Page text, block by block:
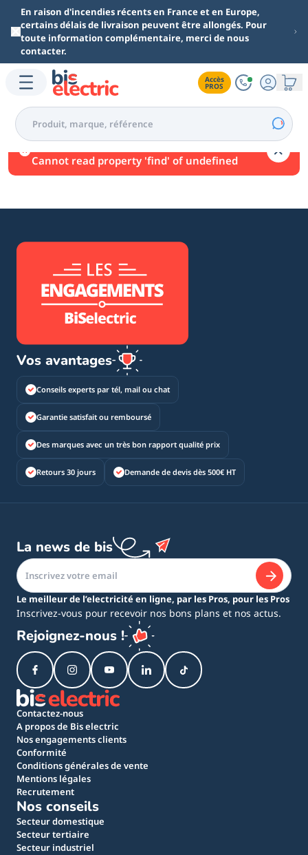
Aller au contenu principal
En raison d'incendies récents en France et en Europe,
certains délais de livraison peuvent être allongés. Pour
toute information complémentaire, merci de nous
contacter.
Accès
PROS
Une erreur est survenue.
Cannot read property 'find' of undefined
Vos avantages
Conseils experts par tél, mail ou chat
Garantie satisfait ou remboursé
Des marques avec un très bon rapport qualité prix
Retours 30 jours Demande de devis dès 500€ HT
La news de bis
Le meilleur de l’electricité en ligne, par les Pros, pour les Pros
Inscrivez-vous pour recevoir nos bons plans et nos actus.
Rejoignez-nous !
Contactez-nous
A propos de Bis electric
Nos engagements clients
Conformité
Conditions générales de vente
Mentions légales
Recrutement
Nos conseils
Secteur domestique
Secteur tertiaire
Secteur industriel